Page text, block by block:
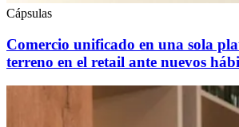
Cápsulas
Comercio unificado en una sola
terreno en el retail ante nuevos